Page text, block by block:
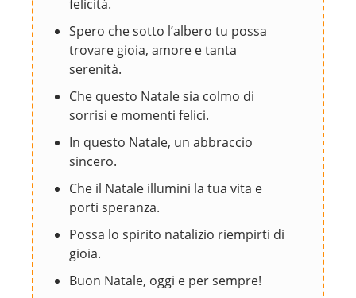
felicità.
Spero che sotto l’albero tu possa
trovare gioia, amore e tanta
serenità.
Che questo Natale sia colmo di
sorrisi e momenti felici.
In questo Natale, un abbraccio
sincero.
Che il Natale illumini la tua vita e
porti speranza.
Possa lo spirito natalizio riempirti di
gioia.
Buon Natale, oggi e per sempre!